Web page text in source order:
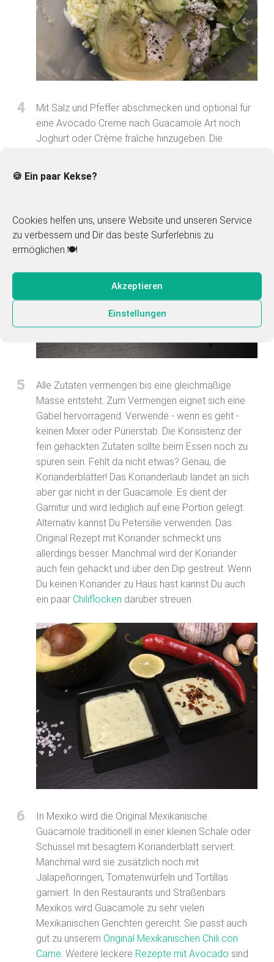
🍪 Ein paar Kekse?
Cookies helfen uns, unsere Website und unseren Service
zu verbessern und Dir das beste Surferlebnis zu
ermöglichen.🍽️
Akzeptieren
Einstellungen
4
Mit Salz und Pfeffer abschmecken und optional für
eine Avocado Creme nach Guacamole Art noch
Joghurt oder Crème fraîche hinzugeben. Die
5
Alle Zutaten vermengen bis eine gleichmäßige
Masse entsteht. Zum Vermengen eignet sich eine
Gabel hervorragend. Verwende - wenn es geht -
keinen Mixer oder Pürierstab. Die Konsistenz der
fein gehackten Zutaten sollte beim Essen noch zu
spüren sein. Fehlt da nicht etwas? Genau, die
Korianderblätter! Das Korianderlaub landet an sich
aber gar nicht in der Guacamole. Es dient der
Garnitur und wird lediglich auf eine Portion gelegt.
Alternativ kannst Du Petersilie verwenden. Das
Original Rezept mit Koriander schmeckt uns
allerdings besser. Manchmal wird der Koriander
auch fein gehackt und über den Dip gestreut. Wenn
Du keinen Koriander zu Haus hast kannst Du auch
ein paar Chiliflocken darüber streuen.
6
In Mexiko wird die Original Mexikanische
Guacamole traditionell in einer kleinen Schale oder
Schüssel mit besagtem Korianderblatt serviert.
Manchmal wird sie zusätzlich noch mit
Jalapeñoringen, Tomatenwürfeln und Tortillas
garniert. In den Restaurants und Straßenbars
Mexikos wird Guacamole zu sehr vielen
Mexikanischen Gerichten gereicht. Sie passt auch
gut zu unserem Original Mexikanischen Chili con
Carne . Weitere leckere Rezepte mit Avocado sind